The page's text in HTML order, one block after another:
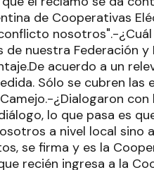
de Cooperativas
nosotros".-
de nuestra Federación
acuerdo a un
Sólo se cubren las
¿Dialogaron
lo que pasa es
a nivel local sino
se firma y es la
recién ingresa a la